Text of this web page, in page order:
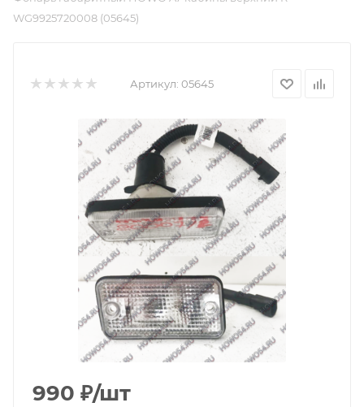
WG9925720008 (05645)
Артикул: 05645
990 ₽/шт